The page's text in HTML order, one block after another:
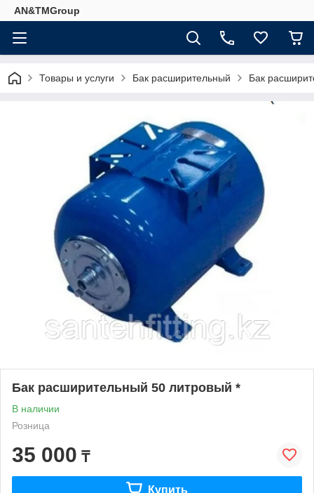
AN&TMGroup
Товары и услуги Бак расширительный Бак
Бак расширительный 50 литровый *
В наличии
Розница
35 000 ₸
Купить